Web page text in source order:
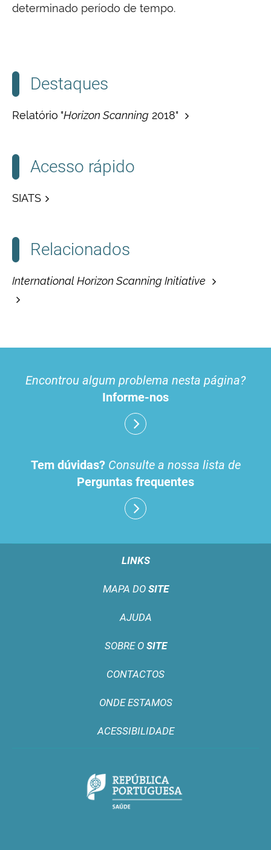
determinado período de tempo.
Destaques
Relatório "Horizon Scanning 2018"
Acesso rápido
SIATS
Relacionados
International Horizon Scanning Initiative
Encontrou algum problema nesta página?
Informe-nos
Tem dúvidas?Consulte a nossa lista de
Perguntas frequentes
LINKS
MAPA DO SITE
AJUDA
SOBRE O SITE
CONTACTOS
ONDE ESTAMOS
ACESSIBILIDADE